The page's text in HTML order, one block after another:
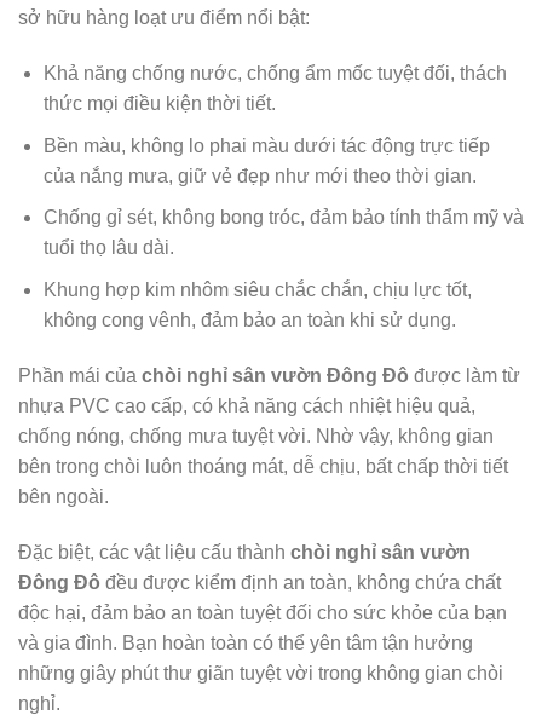
sở hữu hàng loạt ưu điểm nổi bật:
Khả năng chống nước, chống ẩm mốc tuyệt đối, thách
thức mọi điều kiện thời tiết.
Bền màu, không lo phai màu dưới tác động trực tiếp
của nắng mưa, giữ vẻ đẹp như mới theo thời gian.
Chống gỉ sét, không bong tróc, đảm bảo tính thẩm mỹ và
tuổi thọ lâu dài.
Khung hợp kim nhôm siêu chắc chắn, chịu lực tốt,
không cong vênh, đảm bảo an toàn khi sử dụng.
Phần mái của chòi nghỉ sân vườn Đông Đô được làm từ
nhựa PVC cao cấp, có khả năng cách nhiệt hiệu quả,
chống nóng, chống mưa tuyệt vời. Nhờ vậy, không gian
bên trong chòi luôn thoáng mát, dễ chịu, bất chấp thời tiết
bên ngoài.
Đặc biệt, các vật liệu cấu thành chòi nghỉ sân vườn
Đông Đô đều được kiểm định an toàn, không chứa chất
độc hại, đảm bảo an toàn tuyệt đối cho sức khỏe của bạn
và gia đình. Bạn hoàn toàn có thể yên tâm tận hưởng
những giây phút thư giãn tuyệt vời trong không gian chòi
nghỉ.